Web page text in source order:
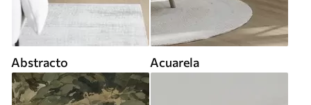
Abstracto Acuarela